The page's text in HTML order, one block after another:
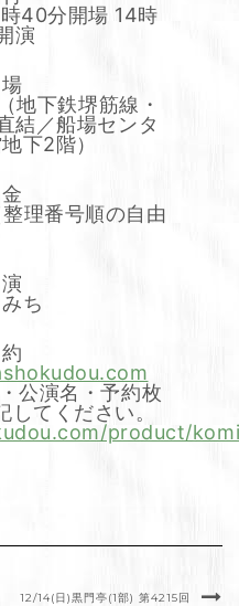
40分開場 14時
演
（地下鉄堺筋線・
結／船場センタ
下2階）
理番号順の自由
ち
公演名・予約枚
てください。
product/
12/14(日)黒門亭(1部) 第4215回